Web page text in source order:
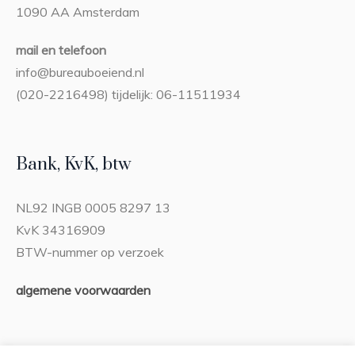
1090 AA Amsterdam
mail en telefoon
info@bureauboeiend.nl
(020-2216498) tijdelijk: 06-11511934
Bank, KvK, btw
NL92 INGB 0005 8297 13
KvK 34316909
BTW-nummer op verzoek
algemene voorwaarden